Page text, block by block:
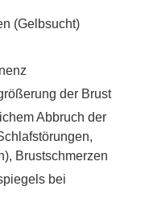
(Gelbsucht)
der Brust
Abbruch der
Brustschmerzen
bei